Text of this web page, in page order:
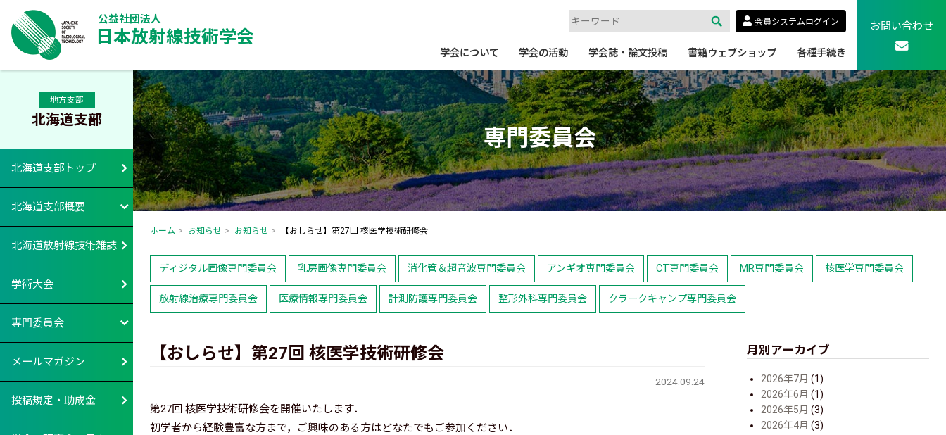
公益社団法人
日本放射線技術学会
会員システムログイン
学会について 学会の活動 学会誌・論文投稿 書籍ウェブショップ 各種手続き
お問い合わせ
地方支部
北海道支部
北海道支部トップ
北海道支部概要
北海道放射線技術雑誌
学術大会
専門委員会
メールマガジン
投稿規定・助成金
専門委員会
ホーム お知らせ お知らせ 【おしらせ】第27回 核医学技術研修会
ディジタル画像専門委員会 乳房画像専門委員会 消化管＆超音波専門委員会 アンギオ専門委員会 CT専門委員会 MR専門委員会 核医学専門委員会
放射線治療専門委員会 医療情報専門委員会 計測防護専門委員会 整形外科専門委員会 クラークキャンプ専門委員会
【おしらせ】第27回 核医学技術研修会
2024.09.24
第27回 核医学技術研修会を開催いたします．
初学者から経験豊富な方まで，ご興味のある方はどなたでもご参加ください．
月別アーカイブ
2026年7月 (1)
2026年6月 (1)
2026年5月 (3)
2026年4月 (3)